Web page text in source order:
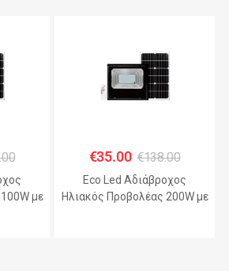
με
€35.00 €138.00
Eco Led Αδιάβροχος
Ηλιακός Προβολέας 200W με